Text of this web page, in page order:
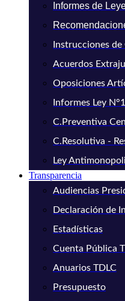
Informes de
Instrucciones de
Acuerdos
Oposiciones
Informes Ley
C.Preventiva
C.Resolutiva -
Ley
Transparencia
Audiencias
Declaración de
Estadísticas
Cuenta Pública
Anuarios TDLC
Presupuesto